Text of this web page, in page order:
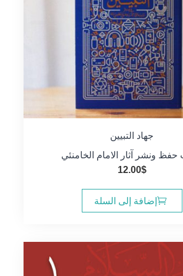
جهاد التبيين
ونشر آثار الامام الخامنئي
12.00$
إضافة إلى السلة